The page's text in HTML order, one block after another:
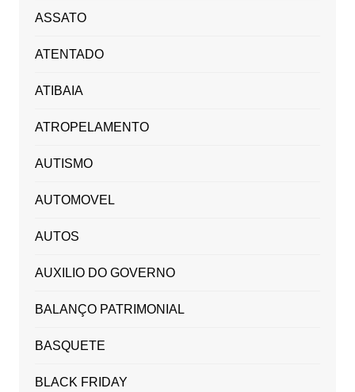
ASSATO
ATENTADO
ATIBAIA
ATROPELAMENTO
AUTISMO
AUTOMOVEL
AUTOS
AUXILIO DO GOVERNO
BALANÇO PATRIMONIAL
BASQUETE
BLACK FRIDAY